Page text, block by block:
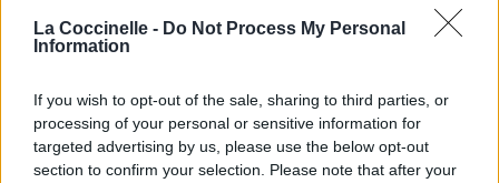
La Coccinelle - Do Not Process My Personal
Information
If you wish to opt-out of the sale, sharing to third parties, or
processing of your personal or sensitive information for
targeted advertising by us, please use the below opt-out
section to confirm your selection. Please note that after your
Chanteurs : Tom Grennan
⇑
Paroles + Traduction Téléchargement
Vidéos